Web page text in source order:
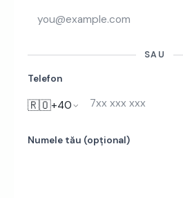
SAU
Telefon
🇷🇴+40
Numele tău (opțional)